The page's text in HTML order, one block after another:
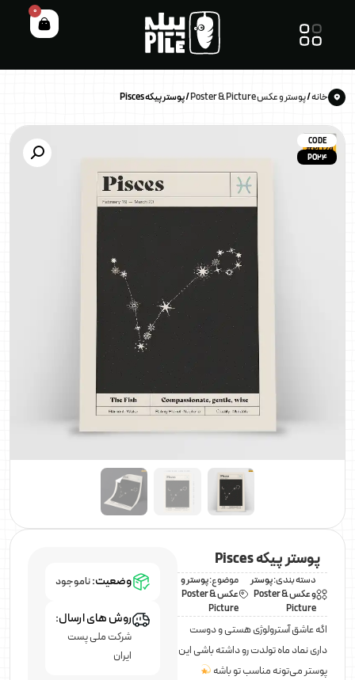
0
خانه/پوستر و عکس Poster & Picture / پوستر پیکه Pisces
CODE
PO24
پوستر پیکه Pisces
دسته بندی:پوستر
و عکس Poster &
Picture
موضوع:پوستر و
عکس Poster &
Picture
اگه عاشق آسترولوژی هستی و دوست
داری نماد ماه تولدت رو داشته باشی این
پوستر می‌تونه مناسب تو باشه
وضعیت:ناموجود
روش های ارسال:
شرکت ملی پست
ایران